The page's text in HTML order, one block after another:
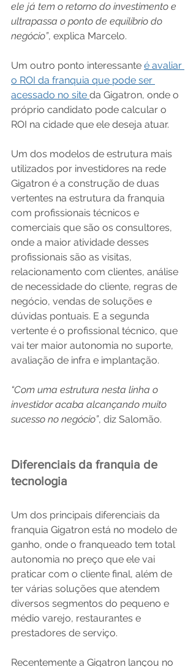
ele já tem o retorno do investimento e
ultrapassa o ponto de equilíbrio do
negócio”, explica Marcelo.
Um outro ponto interessante é avaliar
o ROI da franquia que pode ser
acessado no site da Gigatron, onde o
próprio candidato pode calcular o
ROI na cidade que ele deseja atuar.
Um dos modelos de estrutura mais
utilizados por investidores na rede
Gigatron é a construção de duas
vertentes na estrutura da franquia
com profissionais técnicos e
comerciais que são os consultores,
onde a maior atividade desses
profissionais são as visitas,
relacionamento com clientes, análise
de necessidade do cliente, regras de
negócio, vendas de soluções e
dúvidas pontuais. E a segunda
vertente é o profissional técnico, que
vai ter maior autonomia no suporte,
avaliação de infra e implantação.
“Com uma estrutura nesta linha o
investidor acaba alcançando muito
sucesso no negócio”, diz Salomão.
Diferenciais da franquia de
tecnologia
Um dos principais diferenciais da
franquia Gigatron está no modelo de
ganho, onde o franqueado tem total
autonomia no preço que ele vai
praticar com o cliente final, além de
ter várias soluções que atendem
diversos segmentos do pequeno e
médio varejo, restaurantes e
prestadores de serviço.
Recentemente a Gigatron lançou no